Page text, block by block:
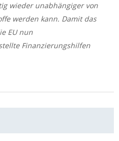
wieder unabhängiger von
werden kann. Damit das
EU nun
Finanzierungshilfen